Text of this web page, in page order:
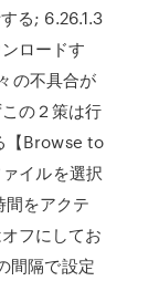
る; 6.26.1.3
ロードす
の不具合が
の２策は行
【Browse to
イルを選択
間をアクテ
フにしてお
間隔で設定